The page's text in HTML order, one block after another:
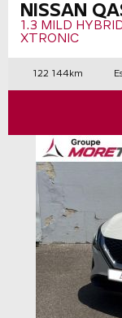
NISSAN
1.3 MILD
XTRONIC
122 144km